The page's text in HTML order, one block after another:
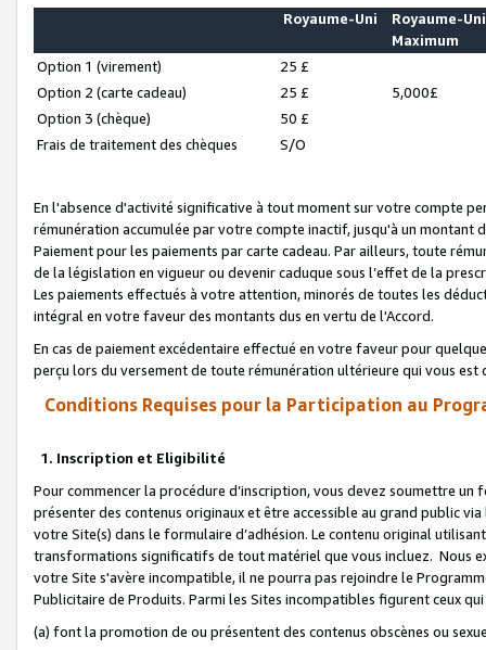
Royaume-Uni
Royaume-Uni
Maximum
Option 1 (virement)
25 £
Option 2 (carte cadeau)
25 £
5,000£
Option 3 (chèque)
50 £
Frais de traitement des chèques
S/O
En l'absence d'activité significative à tout moment sur votre compte
rémunération accumulée par votre compte inactif, jusqu'à un montant
Paiement pour les paiements par carte cadeau. Par ailleurs, toute
de la législation en vigueur ou devenir caduque sous l’effet de la
Les paiements effectués à votre attention, minorés de toutes les
intégral en votre faveur des montants dus en vertu de l'Accord.
En cas de paiement excédentaire effectué en votre faveur pour
perçu lors du versement de toute rémunération ultérieure qui vous est
Conditions Requises pour la Participation au
1. Inscription et Eligibilité
Pour commencer la procédure d’inscription, vous devez soumettre
présenter des contenus originaux et être accessible au grand public
votre Site(s) dans le formulaire d’adhésion. Le contenu original
transformations significatifs de tout matériel que vous incluez. Nous
votre Site s'avère incompatible, il ne pourra pas rejoindre le
Publicitaire de Produits. Parmi les Sites incompatibles figurent ceux
(a) font la promotion de ou présentent des contenus obscènes ou